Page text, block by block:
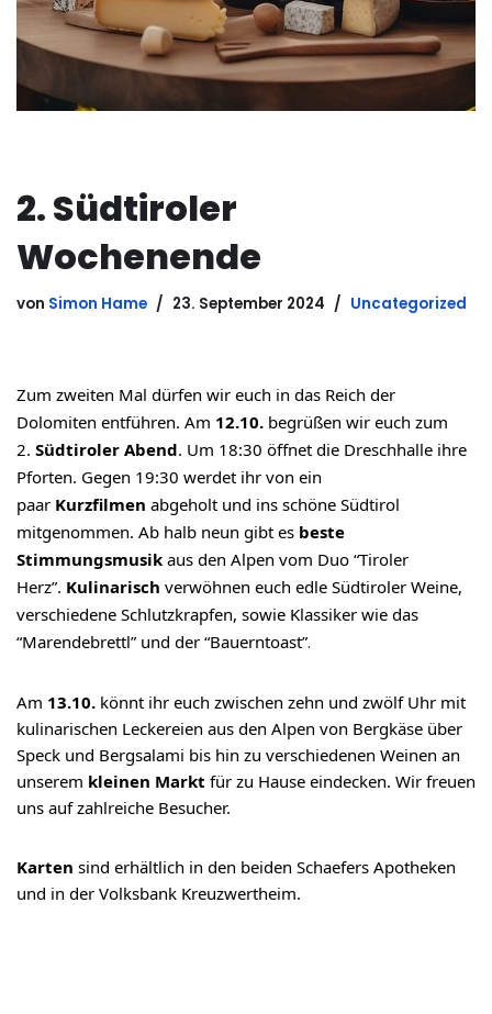
2. Südtiroler
Wochenende
von Simon Hame 23. September 2024 Uncategorized
Zum zweiten Mal dürfen wir euch in das Reich der
Dolomiten entführen. Am 12.10. begrüßen wir euch zum
2. Südtiroler Abend. Um 18:30 öffnet die Dreschhalle ihre
Pforten. Gegen 19:30 werdet ihr von ein
paar Kurzfilmen abgeholt und ins schöne Südtirol
mitgenommen. Ab halb neun gibt es beste
Stimmungsmusik aus den Alpen vom Duo “Tiroler
Herz”. Kulinarisch verwöhnen euch edle Südtiroler Weine,
verschiedene Schlutzkrapfen, sowie Klassiker wie das
“Marendebrettl” und der “Bauerntoast”.
Am 13.10. könnt ihr euch zwischen zehn und zwölf Uhr mit
kulinarischen Leckereien aus den Alpen von Bergkäse über
Speck und Bergsalami bis hin zu verschiedenen Weinen an
unserem kleinen Markt für zu Hause eindecken. Wir freuen
uns auf zahlreiche Besucher.
Karten sind erhältlich in den beiden Schaefers Apotheken
und in der Volksbank Kreuzwertheim.